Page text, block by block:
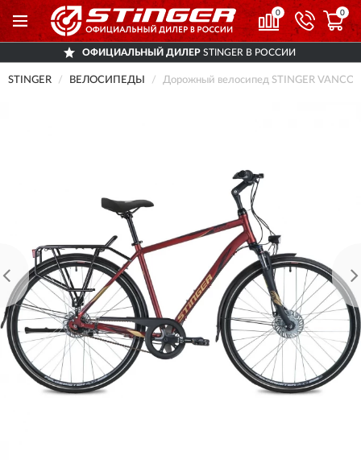
0 0
ОФИЦИАЛЬНЫЙ ДИЛЕР STINGER В РОССИИ
STINGER ВЕЛОСИПЕДЫ Дорожный велосипед STINGER